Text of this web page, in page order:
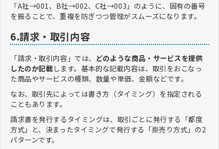
「A社→001、B社→002、C社→003」のように、固有の番号
を振ることで、重複を防ぎつつ管理がスムーズになります。
6.請求・取引内容
「請求・取引内容」では、 どのような商品・サービスを提供
したのか記載します。基本的な記載内容は、取引をおこなっ
た商品やサービスの種類、数量や単価、金額などです。
なお、取引先によっては書き方（タイミング）を指定される
こともあります。
請求書を発行するタイミングは、取引ごとに発行する「都度
方式」と、決まったタイミングで発行する「掛売り方式」の2
パターンです。